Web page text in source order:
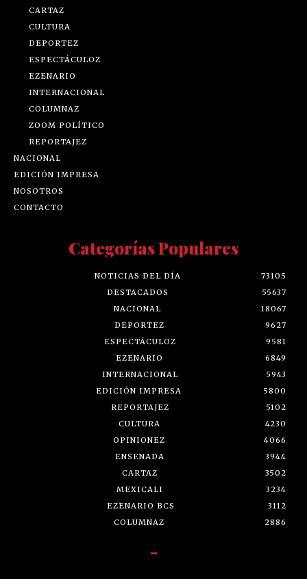
CARTAZ
CULTURA
DEPORTEZ
ESPECTÁCULOZ
EZENARIO
INTERNACIONAL
COLUMNAZ
ZOOM POLÍTICO
REPORTAJEZ
NACIONAL
EDICIÓN IMPRESA
NOSOTROS
CONTACTO
Categorías Populares
NOTICIAS DEL DÍA
73105
DESTACADOS
55637
NACIONAL
18067
DEPORTEZ
9627
ESPECTÁCULOZ
9581
EZENARIO
6849
INTERNACIONAL
5943
EDICIÓN IMPRESA
5800
REPORTAJEZ
5102
CULTURA
4230
OPINIONEZ
4066
ENSENADA
3944
CARTAZ
3502
MEXICALI
3234
EZENARIO BCS
3112
COLUMNAZ
2886
-